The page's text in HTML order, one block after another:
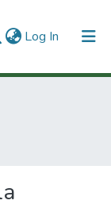
Log In (current)